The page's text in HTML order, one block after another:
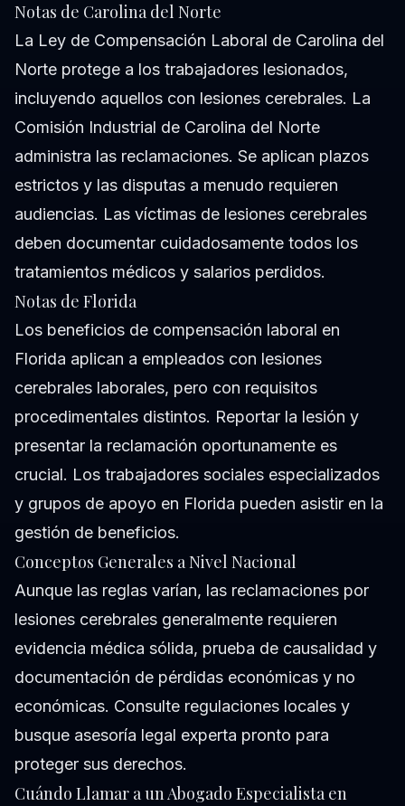
Notas de Carolina del Norte
La Ley de Compensación Laboral de Carolina del
Norte protege a los trabajadores lesionados,
incluyendo aquellos con lesiones cerebrales. La
Comisión Industrial de Carolina del Norte
administra las reclamaciones. Se aplican plazos
estrictos y las disputas a menudo requieren
audiencias. Las víctimas de lesiones cerebrales
deben documentar cuidadosamente todos los
tratamientos médicos y salarios perdidos.
Notas de Florida
Los beneficios de compensación laboral en
Florida aplican a empleados con lesiones
cerebrales laborales, pero con requisitos
procedimentales distintos. Reportar la lesión y
presentar la reclamación oportunamente es
crucial. Los trabajadores sociales especializados
y grupos de apoyo en Florida pueden asistir en la
gestión de beneficios.
Conceptos Generales a Nivel Nacional
Aunque las reglas varían, las reclamaciones por
lesiones cerebrales generalmente requieren
evidencia médica sólida, prueba de causalidad y
documentación de pérdidas económicas y no
económicas. Consulte regulaciones locales y
busque asesoría legal experta pronto para
proteger sus derechos.
Cuándo Llamar a un Abogado Especialista en